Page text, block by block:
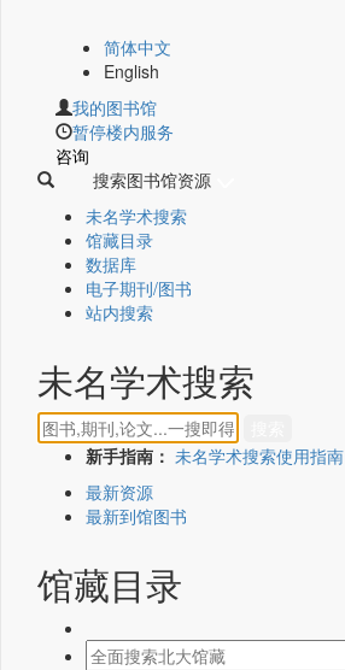
简体中文
English
我的图书馆
暂停楼内服务
咨询
搜索图书馆资源
未名学术搜索
馆藏目录
数据库
电子期刊/图书
站内搜索
未名学术搜索
新手指南： 未名学术搜索使用指南
最新资源
最新到馆图书
馆藏目录